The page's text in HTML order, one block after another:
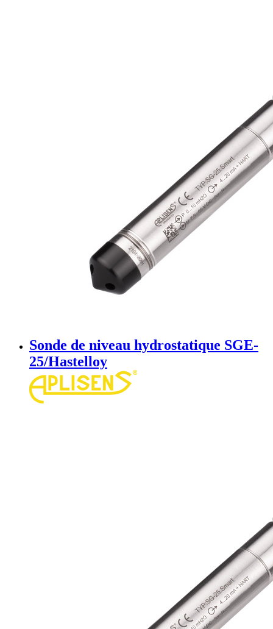
Sonde de niveau hydrostatique SGE-
25/Hastelloy